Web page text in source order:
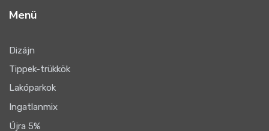
Menü
Dizájn
Tippek-trükkök
Lakóparkok
Ingatlanmix
Újra 5%